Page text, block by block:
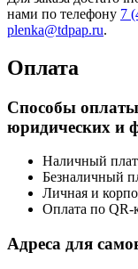
нами по телефону 7
plenka@tdpap.ru.
Оплата
Способы оплаты
юридических и
Наличный
Безналичный
Личная и
Оплата по QR-
Адреса для